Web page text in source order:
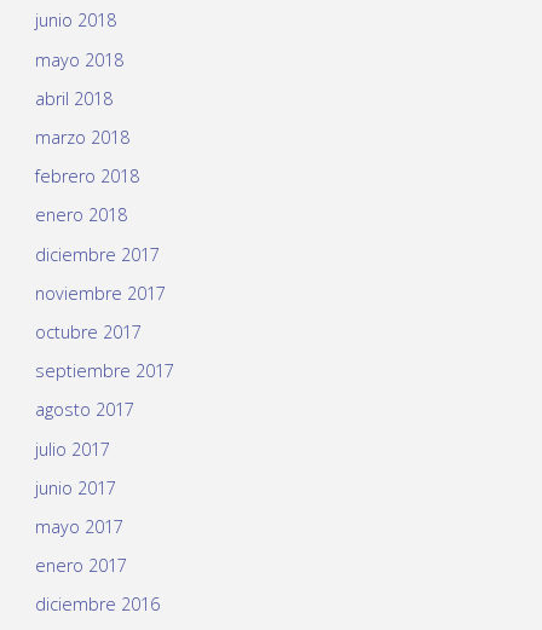
junio 2018
mayo 2018
abril 2018
marzo 2018
febrero 2018
enero 2018
diciembre 2017
noviembre 2017
octubre 2017
septiembre 2017
agosto 2017
julio 2017
junio 2017
mayo 2017
enero 2017
diciembre 2016